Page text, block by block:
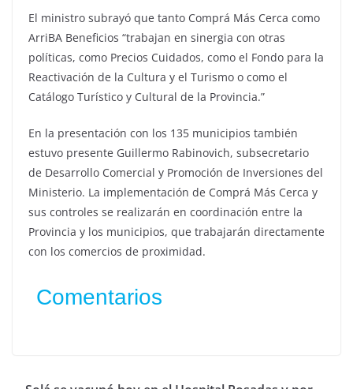
El ministro subrayó que tanto Comprá Más Cerca como
ArriBA Beneficios “trabajan en sinergia con otras
políticas, como Precios Cuidados, como el Fondo para la
Reactivación de la Cultura y el Turismo o como el
Catálogo Turístico y Cultural de la Provincia.”
En la presentación con los 135 municipios también
estuvo presente Guillermo Rabinovich, subsecretario
de Desarrollo Comercial y Promoción de Inversiones del
Ministerio. La implementación de Comprá Más Cerca y
sus controles se realizarán en coordinación entre la
Provincia y los municipios, que trabajarán directamente
con los comercios de proximidad.
Comentarios